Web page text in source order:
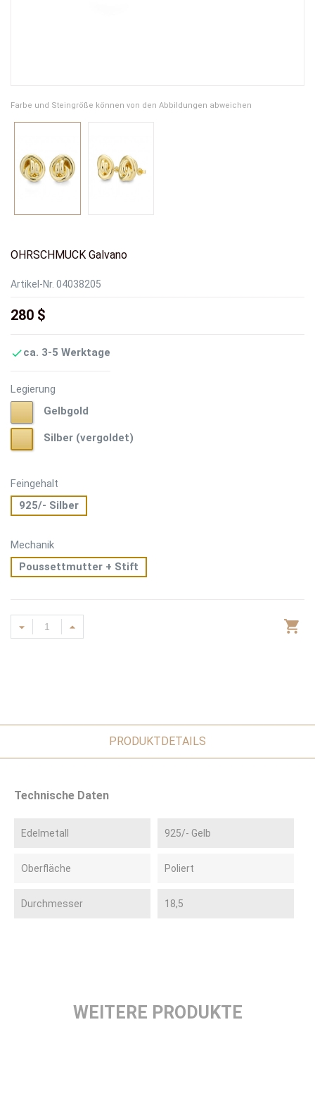
Farbe und Steingröße können von den Abbildungen abweichen
OHRSCHMUCK Galvano
Artikel-Nr. 04038205
280 $
ca. 3-5 Werktage
Legierung
GelbgoldGelbgold
(vergoldet)
Silber (vergoldet)
Feingehalt
925/- Silber
Mechanik
Poussettmutter + Stift
PRODUKTDETAILS
Technische Daten
Edelmetall 925/- Gelb
Oberfläche Poliert
Durchmesser 18,5
WEITERE PRODUKTE